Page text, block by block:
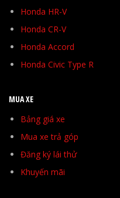
Honda HR-V
Honda CR-V
Honda Accord
Honda Civic Type R
MUA XE
Bảng giá xe
Mua xe trả góp
Đăng ký lái thử
Khuyến mãi